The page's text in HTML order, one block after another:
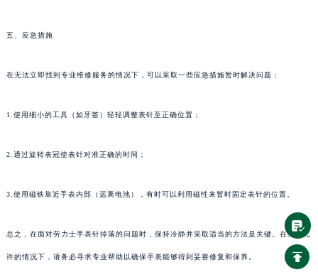
五、应急措施
在无法立即找到专业维修服务的情况下，可以采取一些应急措施暂时解决问题：
1.使用细小的工具（如牙签）轻轻调整表针至正确位置；
2.通过旋转表冠使表针对准正确的时间；
3.使用磁铁靠近手表内部（远离电池），有时可以利用磁性来暂时固定表针的位置。
总之，在面对劳力士手表针掉落的问题时，保持冷静并采取适当的方法是关键。在条件允
许的情况下，请务必寻求专业帮助以确保手表能够得到妥善修复和保养。